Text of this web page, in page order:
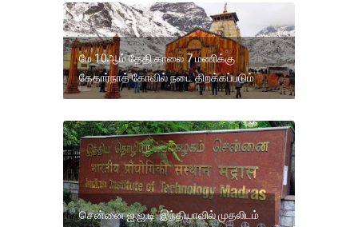
மே 10ஆம் தேதி காலை 7 மணிக்கு
கேதார்நாத் கோவில் நடை திறக்கப்படும்
சென்னை ஐ.ஐ.டி இந்தியாவில் முதலிடம்